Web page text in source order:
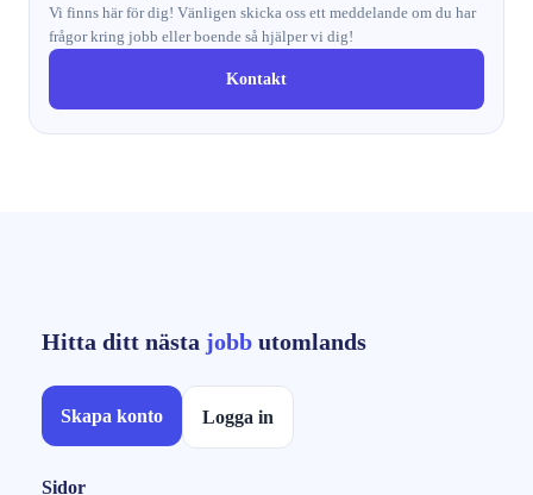
Vi finns här för dig! Vänligen skicka oss ett meddelande om du har
frågor kring jobb eller boende så hjälper vi dig!
Kontakt
Hitta ditt nästa jobb utomlands
Skapa konto Logga in
Sidor